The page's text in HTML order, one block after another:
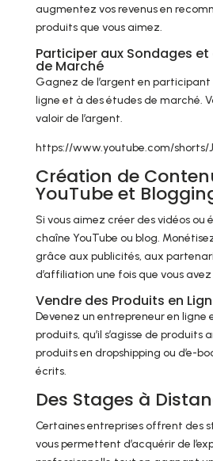
augmentez vos revenus en
produits que vous aimez.
Participer aux Sondages et
de Marché
Gagnez de l’argent en participant
ligne et à des études de marché.
valoir de l’argent.
https://www.youtube.com/shorts/
Création de
YouTube et
Si vous aimez créer des vidéos ou
chaîne YouTube ou blog.
grâce aux publicités, aux
d’affiliation une fois que vous
Vendre des Produits en
Devenez un entrepreneur en ligne
produits, qu’il s’agisse de produits
produits en dropshipping ou d’e-
écrits.
Des Stages à
Certaines entreprises offrent des
vous permettent d’acquérir de